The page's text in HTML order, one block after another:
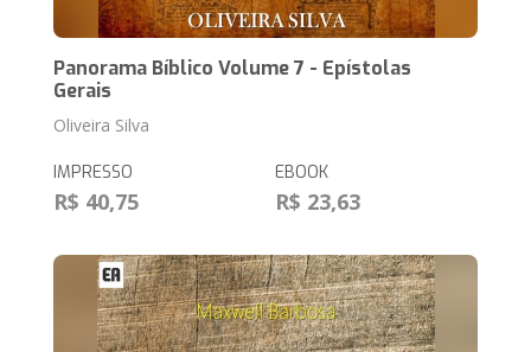
Panorama Bíblico Volume 7 - Epístolas
Gerais
Oliveira Silva
IMPRESSO
R$ 40,75
EBOOK
R$ 23,63